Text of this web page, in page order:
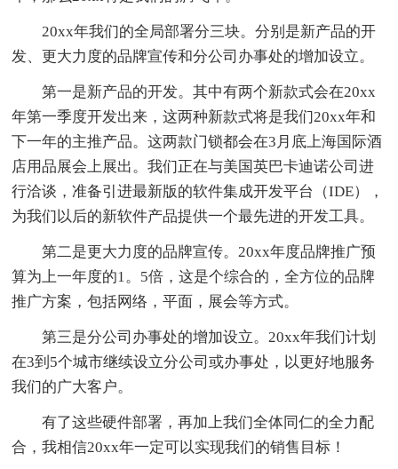
20xx年我们的全局部署分三块。分别是新产品的开
发、更大力度的品牌宣传和分公司办事处的增加设立。
第一是新产品的开发。其中有两个新款式会在20xx
年第一季度开发出来，这两种新款式将是我们20xx年和
下一年的主推产品。这两款门锁都会在3月底上海国际酒
店用品展会上展出。我们正在与美国英巴卡迪诺公司进
行洽谈，准备引进最新版的软件集成开发平台（IDE），
为我们以后的新软件产品提供一个最先进的开发工具。
第二是更大力度的品牌宣传。20xx年度品牌推广预
算为上一年度的1。5倍，这是个综合的，全方位的品牌
推广方案，包括网络，平面，展会等方式。
第三是分公司办事处的增加设立。20xx年我们计划
在3到5个城市继续设立分公司或办事处，以更好地服务
我们的广大客户。
有了这些硬件部署，再加上我们全体同仁的全力配
合，我相信20xx年一定可以实现我们的销售目标！